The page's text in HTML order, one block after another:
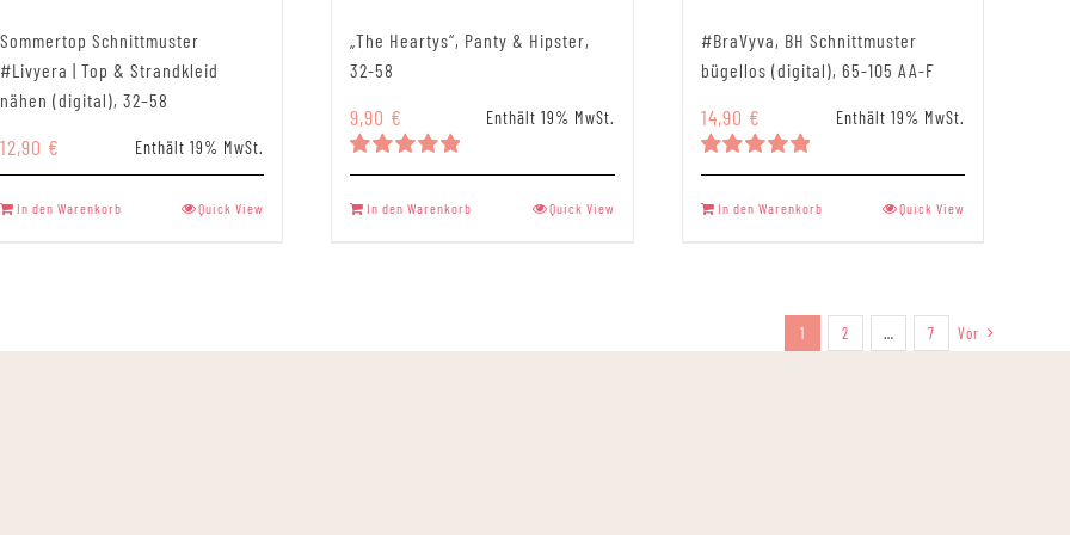
Sommertop Schnittmuster
#Livyera | Top & Strandkleid
nähen (digital), 32–58
12,90 € Enthält 19% MwSt.
In den Warenkorb Quick View
„The Heartys“, Panty & Hipster,
32-58
Bewertet
von 5
9,90 € Enthält 19% MwSt.
In den Warenkorb Quick View
#BraVyva, BH Schnittmuster
bügellos (digital), 65-105 AA-F
Bewertet
von 5
14,90 € Enthält 19% MwSt.
In den Warenkorb Quick View
1 2 … 7 Vor